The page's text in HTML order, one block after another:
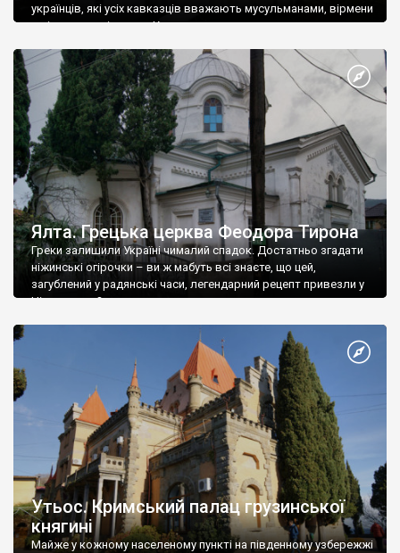
українців, які усіх кавказців вважають мусульманами, вірмени
є відданими вірянами Христа
Ялта. Грецька церква Феодора Тирона
Греки залишили Україні чималий спадок. Достатньо згадати
ніжинські огірочки – ви ж мабуть всі знаєте, що цей,
загублений у радянські часи, легендарний рецепт привезли у
Ніжин греки?
Утьос. Кримський палац грузинської
княгині
Майже у кожному населеному пункті на південному узбережжі